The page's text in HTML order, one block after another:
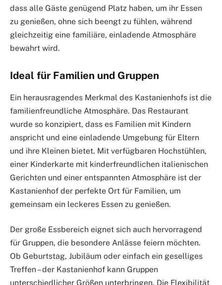
dass alle Gäste genügend Platz haben, um ihr Essen
zu genießen, ohne sich beengt zu fühlen, während
gleichzeitig eine familiäre, einladende Atmosphäre
bewahrt wird.
Ideal für Familien und Gruppen
Ein herausragendes Merkmal des Kastanienhofs ist die
familienfreundliche Atmosphäre. Das Restaurant
wurde so konzipiert, dass es Familien mit Kindern
anspricht und eine einladende Umgebung für Eltern
und ihre Kleinen bietet. Mit verfügbaren Hochstühlen,
einer Kinderkarte mit kinderfreundlichen italienischen
Gerichten und einer entspannten Atmosphäre ist der
Kastanienhof der perfekte Ort für Familien, um
gemeinsam ein leckeres Essen zu genießen.
Der große Essbereich eignet sich auch hervorragend
für Gruppen, die besondere Anlässe feiern möchten.
Ob Geburtstag, Jubiläum oder einfach ein geselliges
Treffen – der Kastanienhof kann Gruppen
unterschiedlicher Größen unterbringen. Die Flexibilität